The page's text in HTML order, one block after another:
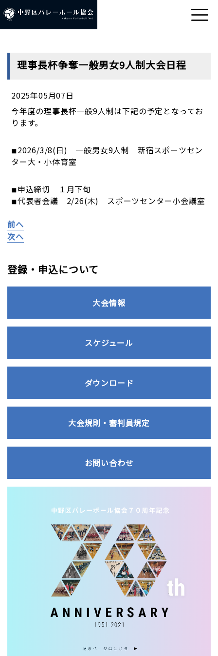
理事長杯争奪一般男女9人制大会日程
2025年05月07日
今年度の理事長杯一般9人制は下記の予定となってお
ります。
◾︎2026/3/8(日) 一般男女9人制 新宿スポーツセン
ター大・小体育室
◾︎申込締切 １月下旬
◾︎代表者会議 2/26(木) スポーツセンター小会議室
前へ
次へ
登録・申込について
大会情報
スケジュール
ダウンロード
大会規則・審判員規定
お問い合わせ